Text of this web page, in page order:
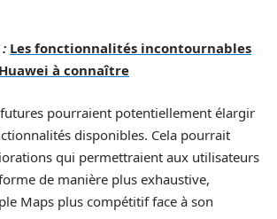
Les fonctionnalités incontournables
à connaître
pourraient potentiellement élargir
disponibles. Cela pourrait
qui permettraient aux utilisateurs
de manière plus exhaustive,
Maps plus compétitif face à son